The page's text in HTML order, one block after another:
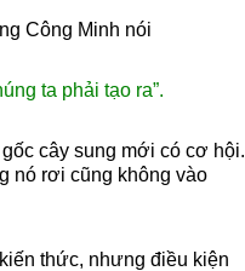
Công Minh nói
ta phải tạo ra”.
cây sung mới có cơ hội.
nó rơi cũng không vào
thức, nhưng điều kiện